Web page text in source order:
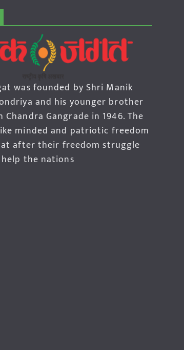
was founded by Shri Manik
and his younger brother
Chandra Gangrade in 1946. The
minded and patriotic freedom
after their freedom struggle
the nations